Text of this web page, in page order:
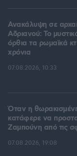
Ανακάλυψη σε
Αδριανού: Το
όρθια τα ρωμαϊκά
χρόνια
07.08.2026, 10:33
Όταν η
κατάφερε να
Ζαμπούνη από τις
07.08.2026, 19:08